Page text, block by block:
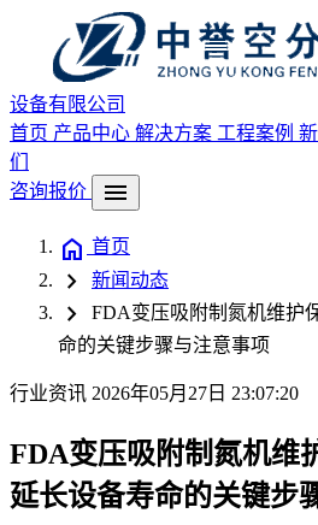
设备有限公司
首页 产品中心 解决方案 工程案例
们
咨询报价
menu
home 首页
chevron_right 新闻动态
chevron_right
FDA变压吸附制氮机维护
命的关键步骤与注意事项
行业资讯 2026年05月27日 23:07:20
FDA变压吸附制氮机维
延长设备寿命的关键步